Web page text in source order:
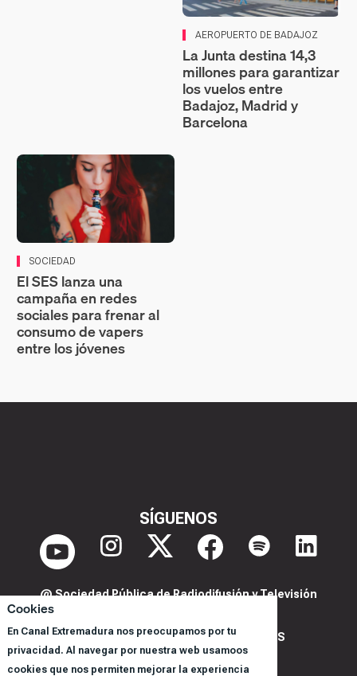
Cookies
En Canal Extremadura nos preocupamos por tu
privacidad. Al navegar por nuestra web usamoos
cookies que nos permiten mejorar la experiencia
AEROPUERTO DE BADAJOZ
La Junta destina 14,3
millones para garantizar
los vuelos entre
Badajoz, Madrid y
Barcelona
SOCIEDAD
El SES lanza una
campaña en redes
sociales para frenar al
consumo de vapers
entre los jóvenes
SÍGUENOS
@ Sociedad Pública de Radiodifusión y Televisión
POLITICA DE PRIVACIDAD Y COOKIES